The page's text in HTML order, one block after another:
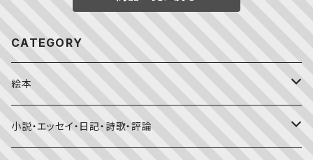
CATEGORY
絵本
福音館書店月刊誌
小説・エッセイ・日記・詩歌・評論